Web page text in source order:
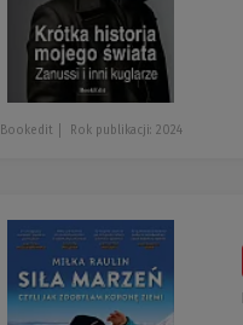
Bookedit Rok publikacji: 2024